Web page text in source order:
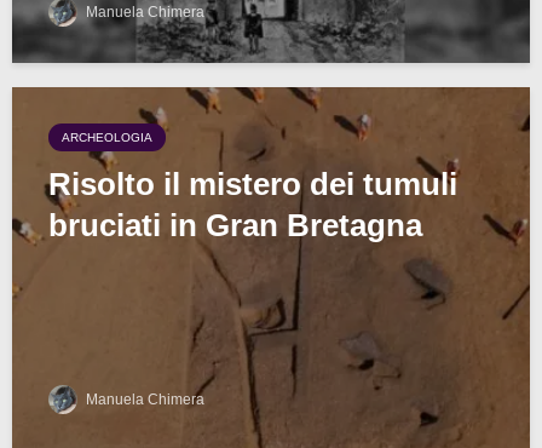
Manuela Chimera
ARCHEOLOGIA
Risolto il mistero dei tumuli
bruciati in Gran Bretagna
Manuela Chimera